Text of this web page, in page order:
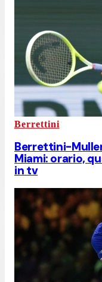
Berrettini
Berrettini-
Miami: orario,
in tv